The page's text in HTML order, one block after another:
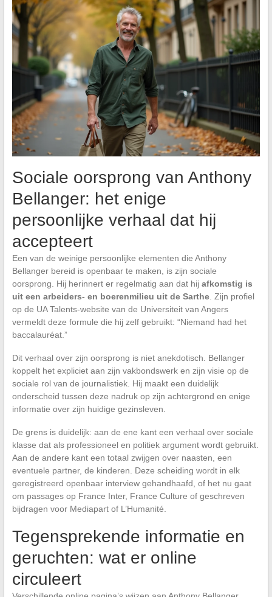
Sociale oorsprong van Anthony
Bellanger: het enige
persoonlijke verhaal dat hij
accepteert
Een van de weinige persoonlijke elementen die Anthony
Bellanger bereid is openbaar te maken, is zijn sociale
oorsprong. Hij herinnert er regelmatig aan dat hij afkomstig is
uit een arbeiders- en boerenmilieu uit de Sarthe. Zijn profiel
op de UA Talents-website van de Universiteit van Angers
vermeldt deze formule die hij zelf gebruikt: “Niemand had het
baccalauréat.”
Dit verhaal over zijn oorsprong is niet anekdotisch. Bellanger
koppelt het expliciet aan zijn vakbondswerk en zijn visie op de
sociale rol van de journalistiek. Hij maakt een duidelijk
onderscheid tussen deze nadruk op zijn achtergrond en enige
informatie over zijn huidige gezinsleven.
De grens is duidelijk: aan de ene kant een verhaal over sociale
klasse dat als professioneel en politiek argument wordt gebruikt.
Aan de andere kant een totaal zwijgen over naasten, een
eventuele partner, de kinderen. Deze scheiding wordt in elk
geregistreerd openbaar interview gehandhaafd, of het nu gaat
om passages op France Inter, France Culture of geschreven
bijdragen voor Mediapart of L’Humanité.
Tegensprekende informatie en
geruchten: wat er online
circuleert